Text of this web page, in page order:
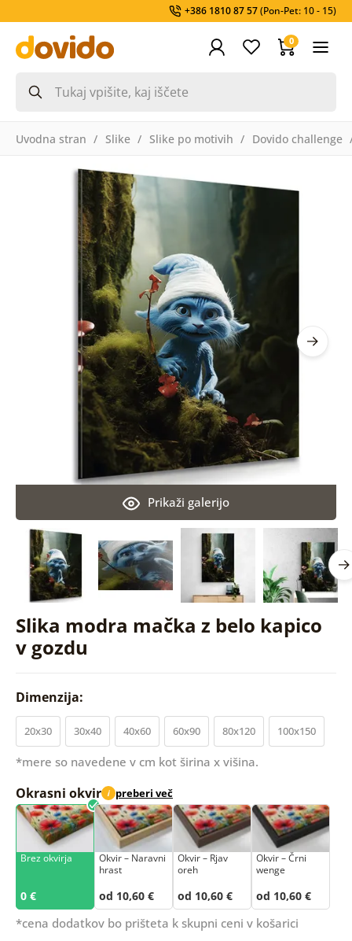
+386 1810 87 57(Pon-Pet: 10 - 15)
0
Uvodna stran Slike Slike po motivih Dovido challenge
Slika modra mačka z belo kapico
v gozdu
Prikaži galerijo
Dimenzija:
20x30 30x40 40x60 60x90 80x120 100x150
*mere so navedene v cm kot širina x višina.
Okrasni okvir i preberi več
Brez okvirja
0 €
Okvir – Naravni
hrast
od 10,60 €
Okvir – Rjav
oreh
od 10,60 €
Okvir – Črni
wenge
od 10,60 €
*cena dodatkov bo prišteta k skupni ceni v košarici